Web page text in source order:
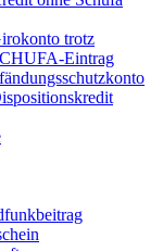
trotz
Eintrag